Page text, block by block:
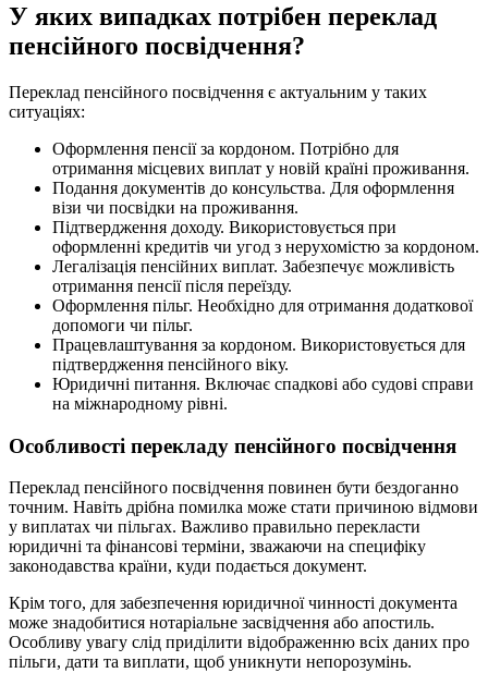
У яких випадках потрібен переклад
пенсійного посвідчення?
Переклад пенсійного посвідчення є актуальним у таких
ситуаціях:
Оформлення пенсії за кордоном. Потрібно для
отримання місцевих виплат у новій країні проживання.
Подання документів до консульства. Для оформлення
візи чи посвідки на проживання.
Підтвердження доходу. Використовується при
оформленні кредитів чи угод з нерухомістю за кордоном.
Легалізація пенсійних виплат. Забезпечує можливість
отримання пенсії після переїзду.
Оформлення пільг. Необхідно для отримання додаткової
допомоги чи пільг.
Працевлаштування за кордоном. Використовується для
підтвердження пенсійного віку.
Юридичні питання. Включає спадкові або судові справи
на міжнародному рівні.
Особливості перекладу пенсійного посвідчення
Переклад пенсійного посвідчення повинен бути бездоганно
точним. Навіть дрібна помилка може стати причиною відмови
у виплатах чи пільгах. Важливо правильно перекласти
юридичні та фінансові терміни, зважаючи на специфіку
законодавства країни, куди подається документ.
Крім того, для забезпечення юридичної чинності документа
може знадобитися нотаріальне засвідчення або апостиль.
Особливу увагу слід приділити відображенню всіх даних про
пільги, дати та виплати, щоб уникнути непорозумінь.